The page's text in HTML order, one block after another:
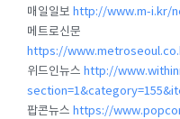
매일일보 http://www.m-i.kr/
메트로신문
https://
위드인뉴스 http://
팝콘뉴스 https://